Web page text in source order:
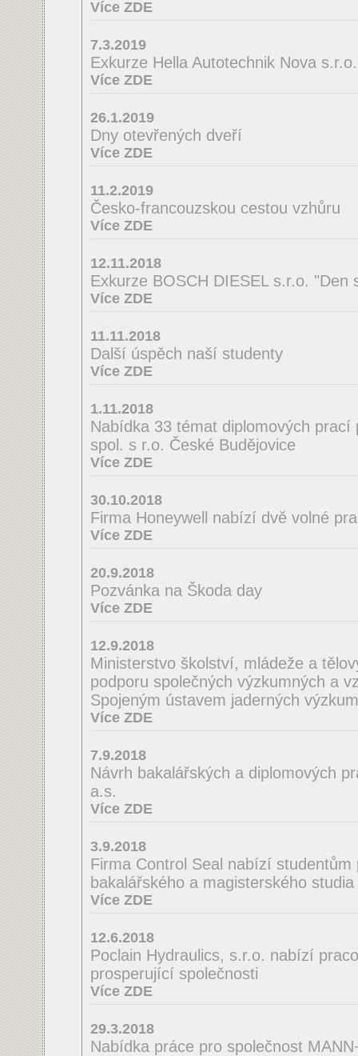
Více ZDE
7.3.2019
Exkurze Hella Autotechnik Nova
Více ZDE
26.1.2019
Dny otevřených dveří
Více ZDE
11.2.2019
Česko-francouzskou cestou vzhůru
Více ZDE
12.11.2018
Exkurze BOSCH DIESEL s.r.o. "Den
Více ZDE
11.11.2018
Další úspěch naší studenty
Více ZDE
1.11.2018
Nabídka 33 témat diplomových prací
spol. s r.o. České Budějovice
Více ZDE
30.10.2018
Firma Honeywell nabízí dvě volné
Více ZDE
20.9.2018
Pozvánka na Škoda day
Více ZDE
12.9.2018
Ministerstvo školství, mládeže a
podporu společných výzkumných a
Spojeným ústavem jaderných
Více ZDE
7.9.2018
Návrh bakalářských a diplomových
a.s.
Více ZDE
3.9.2018
Firma Control Seal nabízí
bakalářského a magisterského
Více ZDE
12.6.2018
Poclain Hydraulics, s.r.o. nabízí
prosperující společnosti
Více ZDE
29.3.2018
Nabídka práce pro společnost